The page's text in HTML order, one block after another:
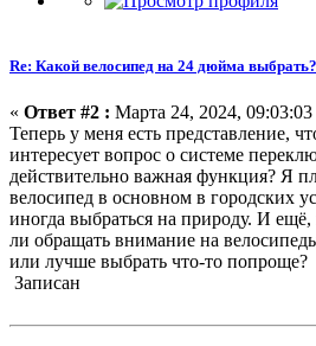
Re: Какой велосипед на 24 дюйма выбрать?
« Ответ #2 : Марта 24, 2024, 09:03:03
Теперь у меня есть представление,
интересует вопрос о системе
действительно важная функция? Я
велосипед в основном в городских
иногда выбраться на природу. И ещё,
ли обращать внимание на
или лучше выбрать что-то попроще?
Записан